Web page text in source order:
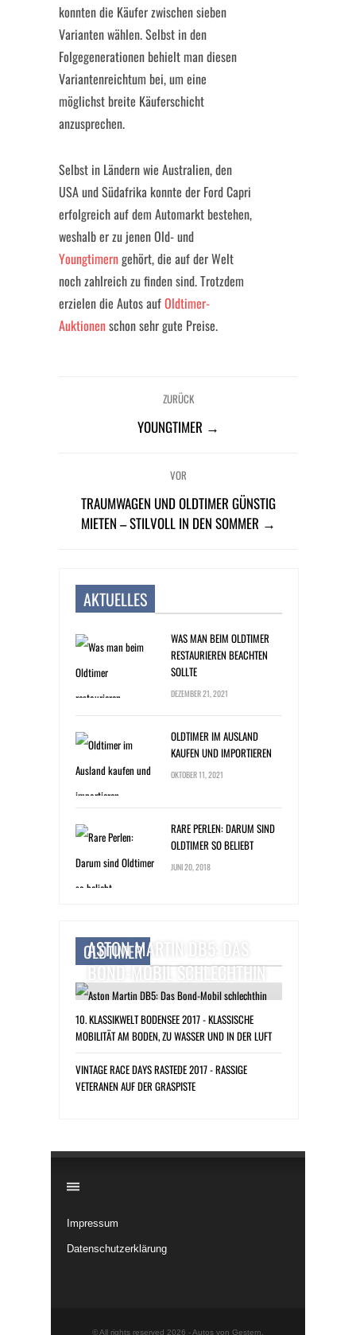
konnten die Käufer zwischen sieben
Varianten wählen. Selbst in den
Folgegenerationen behielt man diesen
Variantenreichtum bei, um eine
möglichst breite Käuferschicht
anzusprechen.
Selbst in Ländern wie Australien, den
USA und Südafrika konnte der Ford Capri
erfolgreich auf dem Automarkt bestehen,
weshalb er zu jenen Old- und
Youngtimerngehört, die auf der Welt
noch zahlreich zu finden sind. Trotzdem
erzielen die Autos aufOldtimer-
Auktionenschon sehr gute Preise.
ZURÜCK
YOUNGTIMER →
VOR
TRAUMWAGEN UND OLDTIMER GÜNSTIG
MIETEN – STILVOLL IN DEN SOMMER →
AKTUELLES
WAS MAN BEIM OLDTIMER
RESTAURIEREN BEACHTEN
SOLLTE
DEZEMBER 21, 2021
OLDTIMER IM AUSLAND
KAUFEN UND IMPORTIEREN
OKTOBER 11, 2021
RARE PERLEN: DARUM SIND
OLDTIMER SO BELIEBT
JUNI 20, 2018
OLDTIMER
ASTON MARTIN DB5: DAS
BOND-MOBIL SCHLECHTHIN
10. KLASSIKWELT BODENSEE 2017 - KLASSISCHE
MOBILITÄT AM BODEN, ZU WASSER UND IN DER LUFT
VINTAGE RACE DAYS RASTEDE 2017 - RASSIGE
VETERANEN AUF DER GRASPISTE
Impressum
Datenschutzerklärung
© All rights reserved 2026 -Autos von Gestern